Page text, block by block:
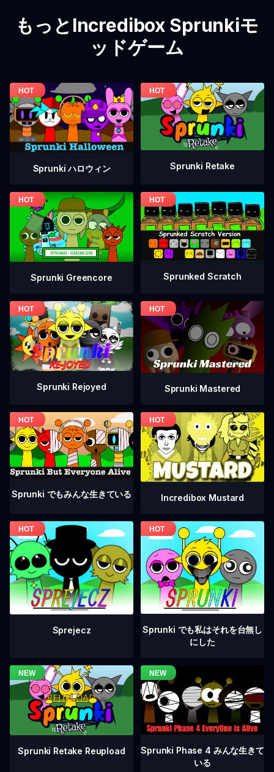
もっとIncredibox Sprunkiモ
ッドゲーム
Sprunki ハロウィン Sprunki Retake
Sprunki Greencore Sprunked Scratch
Sprunki Rejoyed Sprunki Mastered
Sprunki でもみんな生きている Incredibox Mustard
Sprejecz
Sprunki でも私はそれを台無し
にした
Sprunki Retake Reupload
Sprunki Phase 4 みんな生きて
いる